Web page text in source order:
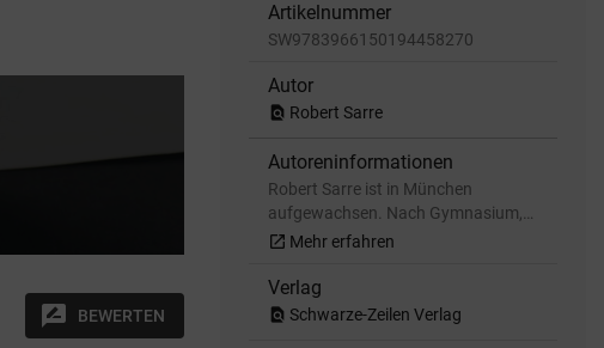
rate_review BEWERTEN
Artikelnummer
SW9783966150194458270
Autor
find_in_page Robert Sarre
Autoreninformationen
Robert Sarre ist in München
aufgewachsen. Nach Gymnasium,…
open_in_new Mehr erfahren
Verlag
find_in_page Schwarze-Zeilen Verlag